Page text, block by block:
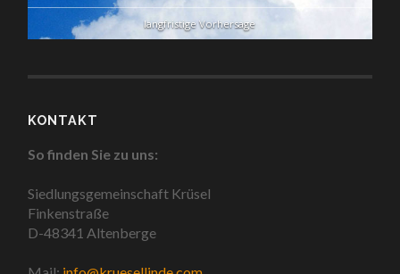
langfristige Vorhersage
KONTAKT
So finden Sie zu uns:
Siedlungsgemeinschaft Krüsel
Finkenstraße
D-48341 Altenberge